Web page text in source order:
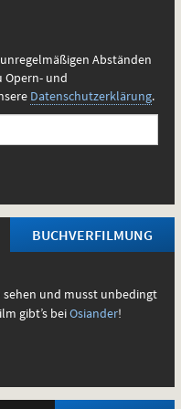
Abständen
und
Datenschutzerklärung.
BUCHVERFILMUNG
und musst unbedingt
gibt’s beiOsiander!
KINO!
Programm.